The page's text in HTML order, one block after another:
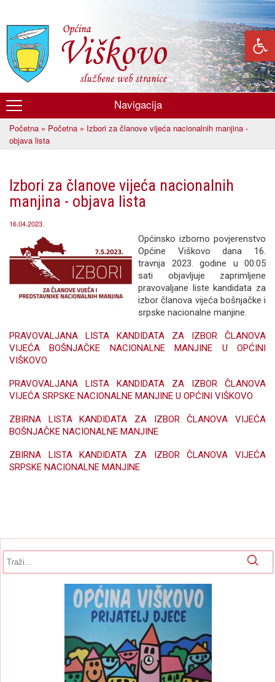
glavni
sadržaj
Općina
Viškovo
Navigacija
Vi ste ovdje
Početna » Početna » Izbori za članove vijeća nacionalnih manjina -
objava lista
Izbori za članove vijeća nacionalnih
manjina - objava lista
16.04.2023.
Općinsko izborno povjerenstvo
Općine Viškovo dana 16.
travnja 2023. godine u 00:05
sati objavljuje zaprimljene
pravovaljane liste kandidata za
izbor članova vijeća bošnjačke i
srpske nacionalne manjine.
PRAVOVALJANA LISTA KANDIDATA ZA IZBOR ČLANOVA
VIJEĆA BOŠNJAČKE NACIONALNE MANJINE U OPĆINI
VIŠKOVO
PRAVOVALJANA LISTA KANDIDATA ZA IZBOR ČLANOVA
VIJEĆA SRPSKE NACIONALNE MANJINE U OPĆINI VIŠKOVO
ZBIRNA LISTA KANDIDATA ZA IZBOR ČLANOVA VIJEĆA
BOŠNJAČKE NACIONALNE MANJINE
ZBIRNA LISTA KANDIDATA ZA IZBOR ČLANOVA VIJEĆA
SRPSKE NACIONALNE MANJINE